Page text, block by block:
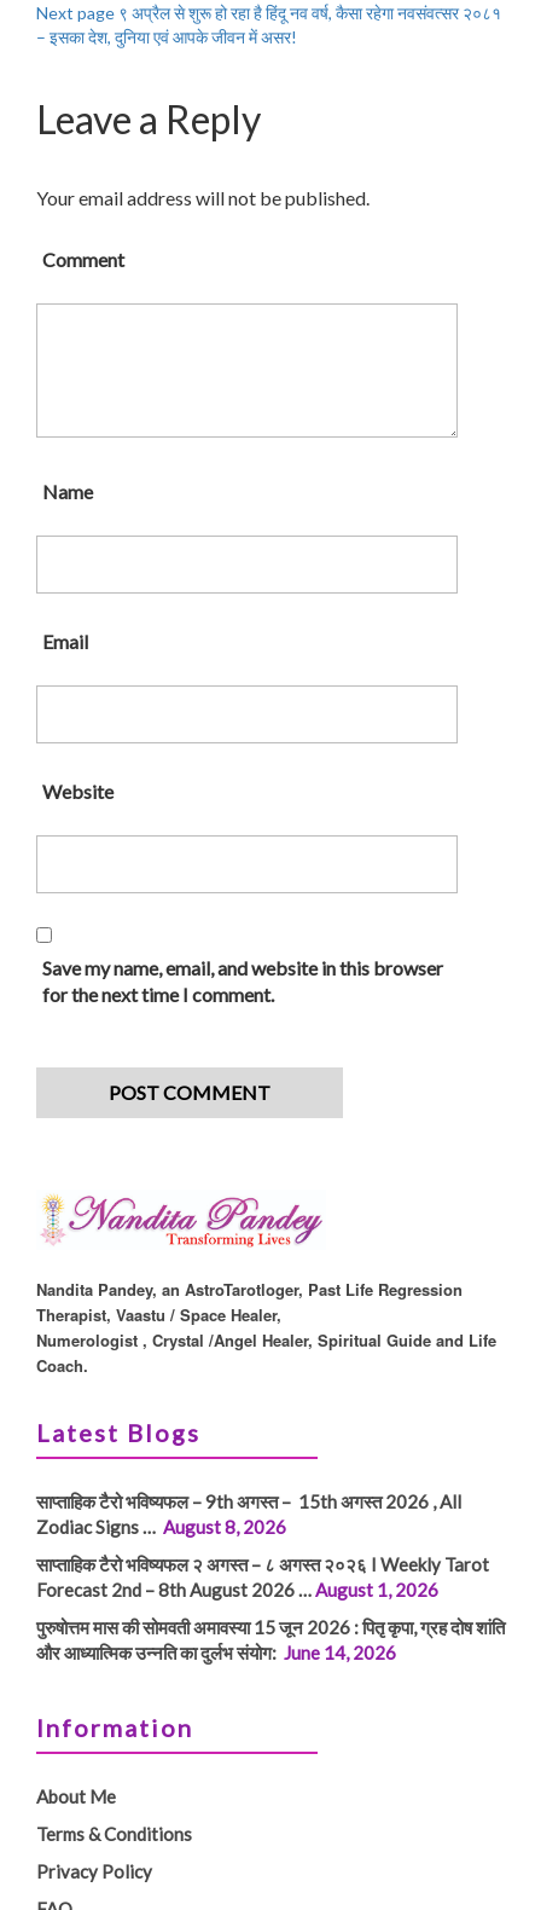
Next page ९ अप्रैल से शुरू हो रहा है हिंदू नव वर्ष, कैसा रहेगा नवसंवत्सर २०८१
– इसका देश, दुनिया एवं आपके जीवन में असर!
Leave a Reply
Your email address will not be published.
Comment
Name
Email
Website
Save my name, email, and website in this browser
for the next time I comment.
Nandita Pandey, an AstroTarotloger, Past Life Regression
Therapist, Vaastu / Space Healer,
Numerologist , Crystal /Angel Healer, Spiritual Guide and Life
Coach.
Latest Blogs
साप्ताहिक टैरो भविष्यफल – 9th अगस्त – 15th अगस्त 2026 , All
Zodiac Signs … August 8, 2026
साप्ताहिक टैरो भविष्यफल २ अगस्त – ८ अगस्त २०२६ I Weekly Tarot
Forecast 2nd – 8th August 2026 …August 1, 2026
पुरुषोत्तम मास की सोमवती अमावस्या 15 जून 2026 : पितृ कृपा, ग्रह दोष शांति
और आध्यात्मिक उन्नति का दुर्लभ संयोग: June 14, 2026
Information
About Me
Terms & Conditions
Privacy Policy